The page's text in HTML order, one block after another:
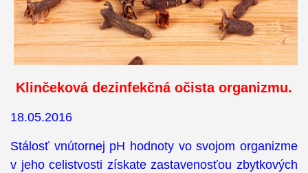
Klinčeková dezinfekčná očista organizmu.
18.05.2016
Stálosť vnútornej pH hodnoty vo svojom organizme
v jeho celistvosti získate zastavenosťou zbytkových